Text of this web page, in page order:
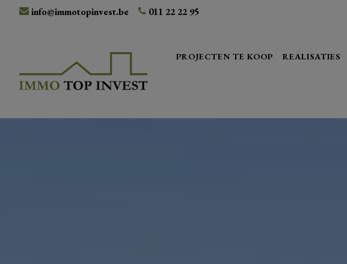
info@immotopinvest.be 011 22 22 95
PROJECTEN TE KOOP REALISATIES